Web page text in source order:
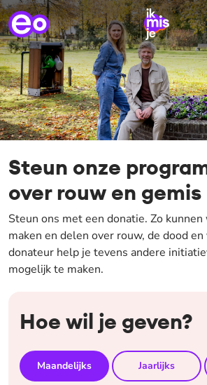
Steun onze
over rouw en gemis
Steun ons met een donatie. Zo
maken en delen over rouw, de dood
donateur help je tevens andere
mogelijk te maken.
Stap 1 van 5. Kies hoe vaak je wilt
Hoe wil je geven?
Maandelijks Jaarlijks